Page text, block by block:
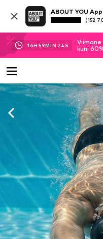
ABOUT YOU App
(152
16H 59MIN 22 S
Viimane
kuni